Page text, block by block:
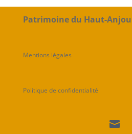
Patrimoine du Haut-Anjou
Mentions légales
Politique de confidentialité
